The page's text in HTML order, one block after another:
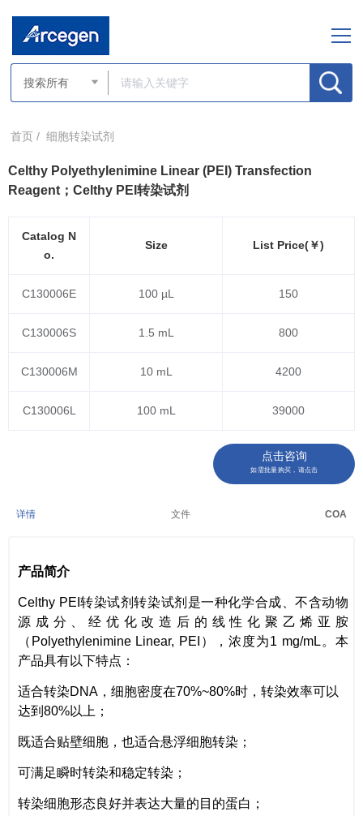
首页 / 细胞转染试剂
Celthy Polyethylenimine Linear (PEI) Transfection
Reagent；Celthy PEI转染试剂
Catalog N
o.
Size List Price(￥)
C130006E 100 µL 150
C130006S 1.5 mL 800
C130006M 10 mL 4200
C130006L 100 mL 39000
点击咨询
如需批量购买，请点击
详情 文件 COA
产品简介
Celthy PEI转染试剂转染试剂是一种化学合成、不含动物
源成分、经优化改造后的线性化聚乙烯亚胺
（Polyethylenimine Linear, PEI），浓度为1 mg/mL。本
产品具有以下特点：
适合转染DNA，细胞密度在70%~80%时，转染效率可以
达到80%以上；
既适合贴壁细胞，也适合悬浮细胞转染；
可满足瞬时转染和稳定转染；
转染细胞形态良好并表达大量的目的蛋白；